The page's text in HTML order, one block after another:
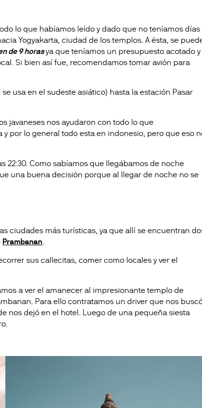
lo que habíamos leído y dado que no teníamos días
Yogyakarta, ciudad de los templos. A ésta, se
de 9 horasya que teníamos un presupuesto acotado y
Si bien así fue, recomendamos tomar avión para
usa en el sudeste asiático) hasta la estación Pasar
javaneses nos ayudaron con todo lo que
por lo general todo esta en indonesio, pero que eso
22:30. Como sabíamos que llegábamos de noche
una buena decisión porque al llegar de noche no se
ciudades más turísticas, ya que allí se encuentran
Prambanan
sus callecitas, comer como locales y ver el
a ver el amanecer al impresionante templo de
Para ello contratamos un driver que nos
nos dejó en el hotel. Luego de una pequeña siesta